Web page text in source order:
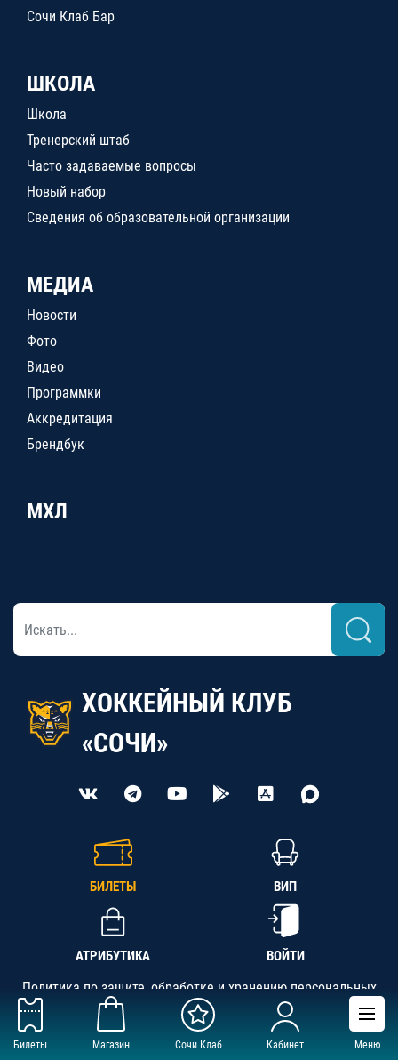
Билеты Магазин Сочи Клаб Кабинет Меню
Сочи Клаб Бар
ШКОЛА
Школа
Тренерский штаб
Часто задаваемые вопросы
Новый набор
Сведения об образовательной организации
МЕДИА
Новости
Фото
Видео
Программки
Аккредитация
Брендбук
МХЛ
ХОККЕЙНЫЙ КЛУБ
«СОЧИ»
БИЛЕТЫ ВИП
АТРИБУТИКА ВОЙТИ
Политика по защите, обработке и хранению персональных
данных
АНО «СК «Кубань-Регион», ОГРН 1142300002349,